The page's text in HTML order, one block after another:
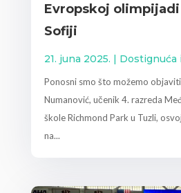
Evropskoj
Sofiji
21. juna 2025. | Dostignuća
Ponosni smo što možemo
Numanović, učenik 4. razreda
škole Richmond Park u Tuzli,
na...